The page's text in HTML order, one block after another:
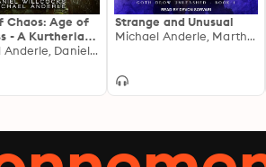
Chaos: Age of
- A Kurtherian
Michael Anderle, Daniel Willcocks
Strange and Unusual
Michael Anderle, Martha Carr